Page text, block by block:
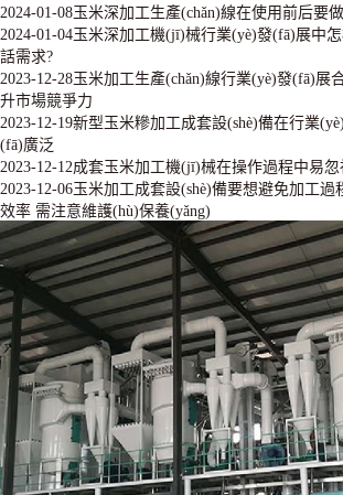
2024-01-08玉米深加工生產(chǎn)線在使用前后要
2024-01-04玉米深加工機(jī)械行業(yè)發(fā)展中
話需求?
2023-12-28玉米加工生產(chǎn)線行業(yè)發(fā)展
升市場競爭力
2023-12-19新型玉米糝加工成套設(shè)備在行業
(fā)廣泛
2023-12-12成套玉米加工機(jī)械在操作過程中易忽
2023-12-06玉米加工成套設(shè)備要想避免加工過
效率 需注意維護(hù)保養(yǎng)